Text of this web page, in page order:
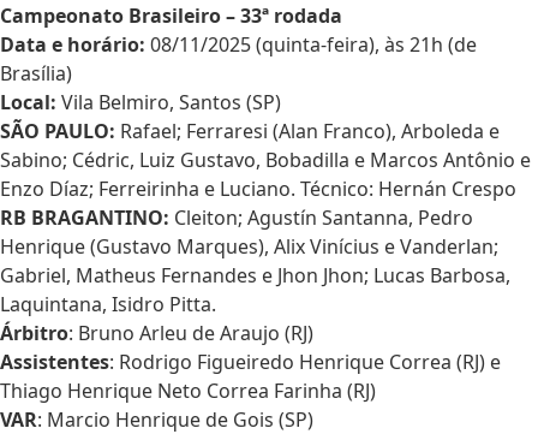
Campeonato Brasileiro – 33ª rodada
Data e horário: 08/11/2025 (quinta-feira), às 21h (de
Brasília)
Local: Vila Belmiro, Santos (SP)
SÃO PAULO: Rafael; Ferraresi (Alan Franco), Arboleda e
Sabino; Cédric, Luiz Gustavo, Bobadilla e Marcos Antônio e
Enzo Díaz; Ferreirinha e Luciano. Técnico: Hernán Crespo
RB BRAGANTINO: Cleiton; Agustín Santanna, Pedro
Henrique (Gustavo Marques), Alix Vinícius e Vanderlan;
Gabriel, Matheus Fernandes e Jhon Jhon; Lucas Barbosa,
Laquintana, Isidro Pitta.
Árbitro: Bruno Arleu de Araujo (RJ)
Assistentes: Rodrigo Figueiredo Henrique Correa (RJ) e
Thiago Henrique Neto Correa Farinha (RJ)
VAR: Marcio Henrique de Gois (SP)